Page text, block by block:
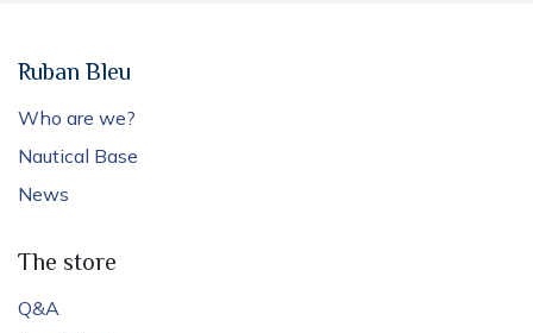
Ruban Bleu
Who are we?
Nautical Base
News
The store
Q&A